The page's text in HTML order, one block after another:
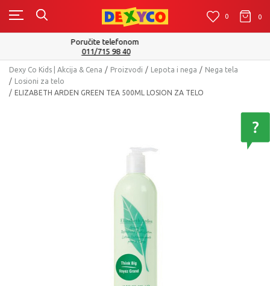
0 0 0
Isporuku možete očekivati u roku od 2 do 4 radna dana!
Pogledaj više
Dexy Co Kids | Akcija & Cena Proizvodi Lepota i nega
Nega tela
Losioni za telo
ELIZABETH ARDEN GREEN TEA 500ML LOSION ZA TELO